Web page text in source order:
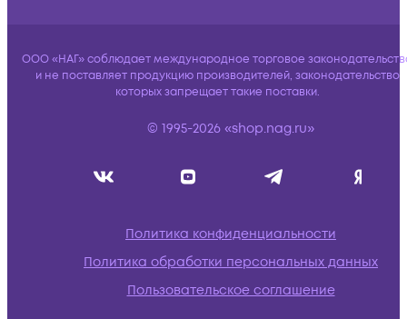
ООО «НАГ» соблюдает международное торговое
и не поставляет продукцию производителей, законодательство
которых запрещает такие поставки.
© 1995-2026 «shop.nag.ru»
Политика конфиденциальности
Политика обработки персональных данных
Пользовательское соглашение